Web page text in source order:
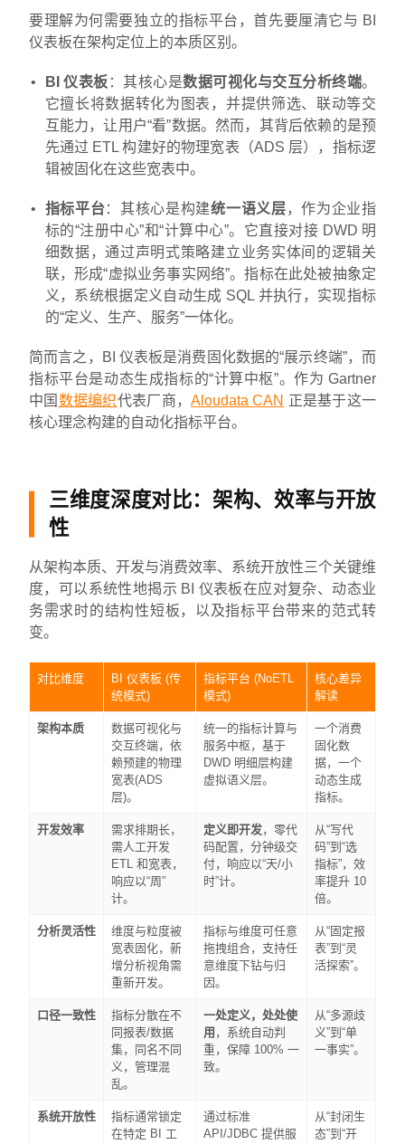
要理解为何需要独立的指标平台，首先要厘清它与 BI
仪表板在架构定位上的本质区别。
BI 仪表板 ：其核心是数据可视化与交互分析终端。
它擅长将数据转化为图表，并提供筛选、联动等交
互能力，让用户“看”数据。然而，其背后依赖的是预
先通过 ETL 构建好的物理宽表（ADS 层），指标逻
辑被固化在这些宽表中。
指标平台：其核心是构建统一语义层，作为企业指
标的“注册中心”和“计算中心”。它直接对接 DWD 明
细数据，通过声明式策略建立业务实体间的逻辑关
联，形成“虚拟业务事实网络”。指标在此处被抽象定
义，系统根据定义自动生成 SQL 并执行，实现指标
的“定义、生产、服务”一体化。
简而言之，BI 仪表板是消费固化数据的“展示终端”，而
指标平台是动态生成指标的“计算中枢”。作为 Gartner
中国 数据编织代表厂商，Aloudata CAN 正是基于这一
核心理念构建的自动化指标平台。
三维度深度对比：架构、效率与开放
性
从架构本质、开发与消费效率、系统开放性三个关键维
度，可以系统性地揭示 BI 仪表板在应对复杂、动态业
务需求时的结构性短板，以及指标平台带来的范式转
变。
对比维度
BI 仪表板 (传
统模式)
指标平台 (NoETL
模式)
核心差异
解读
架构本质
数据可视化与
交互终端，依
赖预建的物理
宽表(ADS
层)。
统一的指标计算与
服务中枢，基于
DWD 明细层构建
虚拟语义层。
一个消费
固化数
据，一个
动态生成
指标。
开发效率
需求排期长，
需人工开发
ETL 和宽表，
响应以“周”
计。
定义即开发，零代
码配置，分钟级交
付，响应以“天/小
时”计。
从“写代
码”到“选
指标”，效
率提升 10
倍。
分析灵活性
维度与粒度被
宽表固化，新
增分析视角需
重新开发。
指标与维度可任意
拖拽组合，支持任
意维度下钻与归
因。
从“固定报
表”到“灵
活探索”。
口径一致性
指标分散在不
同报表/数据
集，同名不同
义，管理混
乱。
一处定义，处处使
用 ，系统自动判
重，保障 100% 一
致。
从“多源歧
义”到“单
一事实”。
系统开放性
指标通常锁定
在特定 BI 工
通过标准
API/JDBC 提供服
从“封闭生
态”到“开